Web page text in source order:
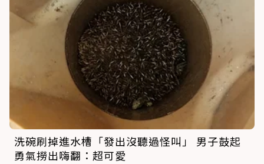
洗碗刷掉進水槽「發出沒聽過怪叫」 男子鼓起
勇氣撈出嗨翻：超可愛